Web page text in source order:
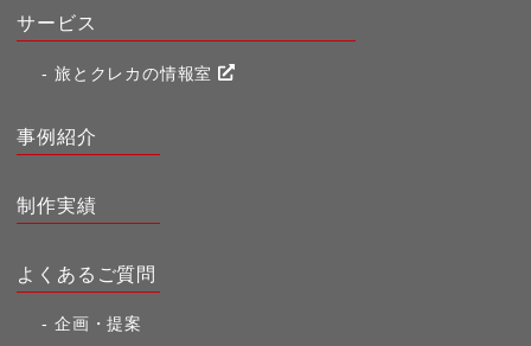
サービス
旅とクレカの情報室
事例紹介
制作実績
よくあるご質問
企画・提案